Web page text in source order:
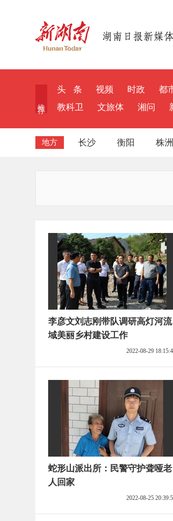
头 条 视频 时政 都
教科卫
文旅体 湘问
地方 长沙 衡阳 株洲
李彦文刘志刚带队调研高灯河流
域美丽乡村建设工作
2022-08-29
蛇形山派出所：民警守护聋哑老
人回家
2022-08-25